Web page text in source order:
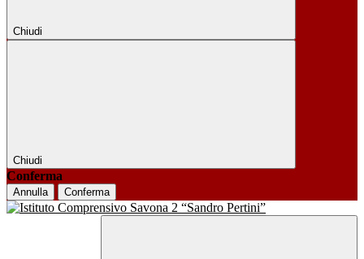
Chiudi
Chiudi
Conferma
Annulla Conferma